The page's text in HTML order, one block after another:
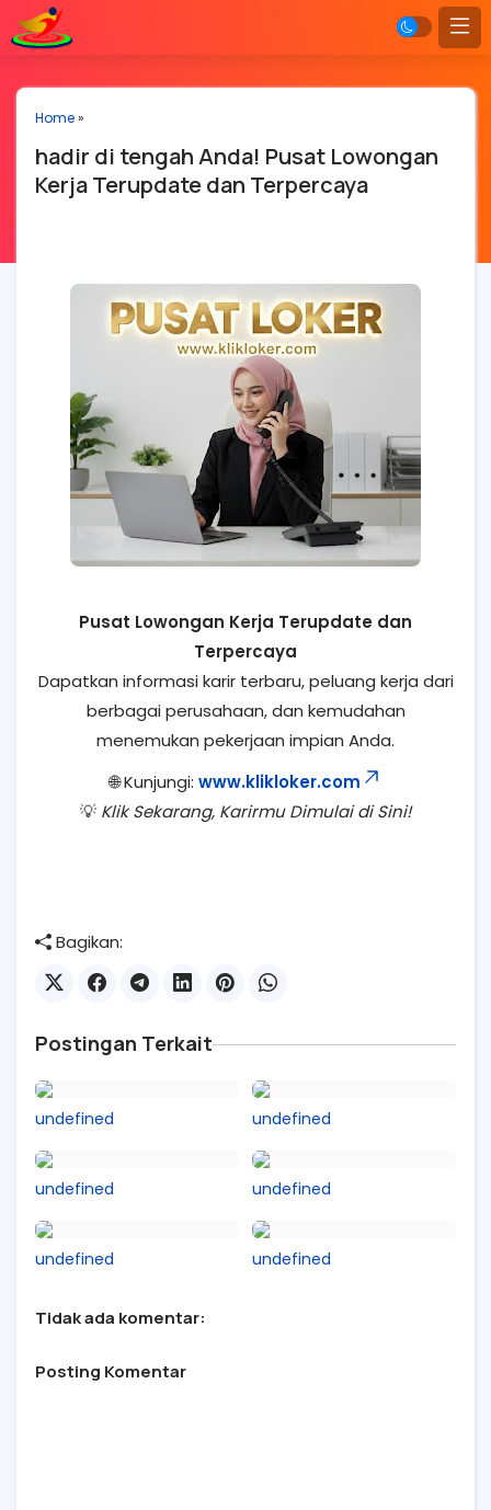
Home»
hadir di tengah Anda! Pusat Lowongan
Kerja Terupdate dan Terpercaya
Pusat Lowongan Kerja Terupdate dan
Terpercaya
Dapatkan informasi karir terbaru, peluang kerja dari
berbagai perusahaan, dan kemudahan
menemukan pekerjaan impian Anda.
🌐 Kunjungi: www.klikloker.com
💡 Klik Sekarang, Karirmu Dimulai di Sini!
Bagikan:
Postingan Terkait
undefined undefined
undefined undefined
undefined undefined
Tidak ada komentar:
Posting Komentar